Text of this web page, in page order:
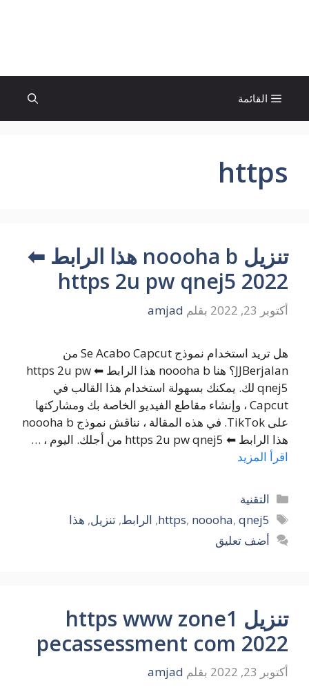
القائمة
https
تنزيل noooha b هذا الرابط ⬅
https 2u pw qnej5 2022
أكتوبر 23, 2022 بقلم amjad
هل تريد استخدام نموذج Se Acabo Capcut من
JJBerjalan؟ هنا noooha b هذا الرابط ⬅ https 2u pw
qnej5 لك. يمكنك بسهولة استخدام هذا القالب في
Capcut ، وإنشاء مقاطع الفيديو الخاصة بك ومشاركتها
على TikTok. في هذه المقالة ، نناقش نموذج noooha b
هذا الرابط ⬅ https 2u pw qnej5 من أجلك. اليوم ، …
اقرأ المزيد
التصنيفات
التقنية
الوسوم
https, noooha, qnej5
, الرابط,تنزيل, هذا
أضف تعليق
تنزيل https www zone1
pecassessment com 2022
أكتوبر 23, 2022 بقلم amjad